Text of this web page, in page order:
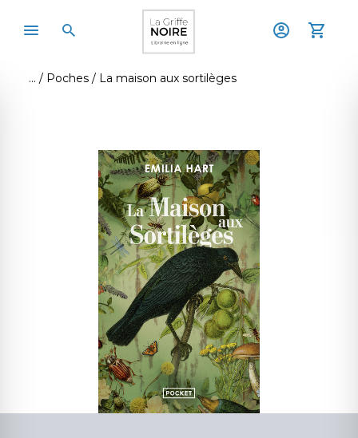
Poches La maison aux sortilèges